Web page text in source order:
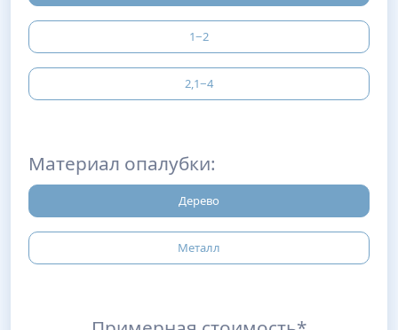
1−2
2,1−4
Материал опалубки:
Дерево
Металл